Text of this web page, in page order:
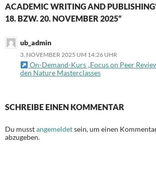
ACADEMIC WRITING AND
18. BZW. 20. NOVEMBER 2025“
ub_admin
3. NOVEMBER 2025 UM 14:26 UHR
On-Demand-Kurs „Focus on Peer
den Nature Masterclasses
SCHREIBE EINEN KOMMENTAR
Du musstangemeldetsein, um einen
abzugeben.